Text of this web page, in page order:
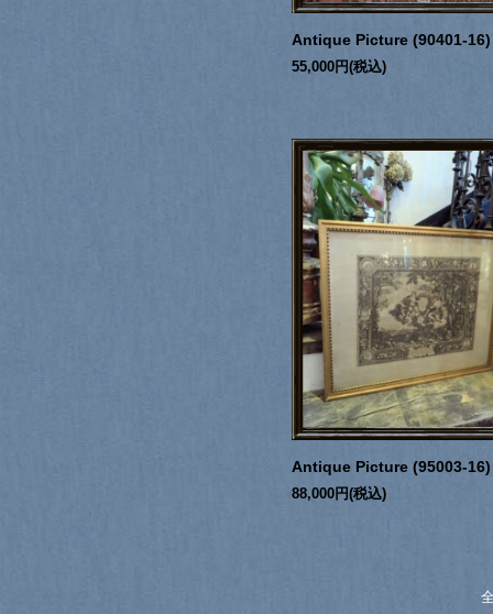
Antique Picture (90401-16)
55,000円(税込)
Antique Picture (95003-16)
88,000円(税込)